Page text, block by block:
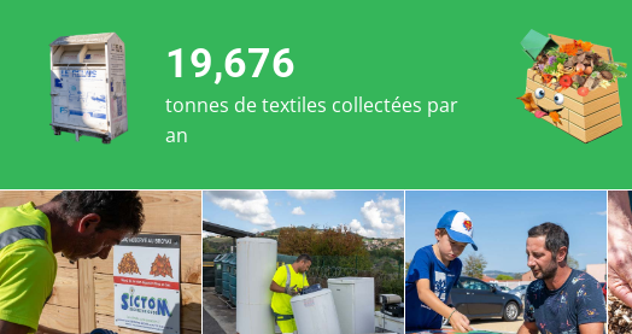
19,676
tonnes de textiles collectées par
an